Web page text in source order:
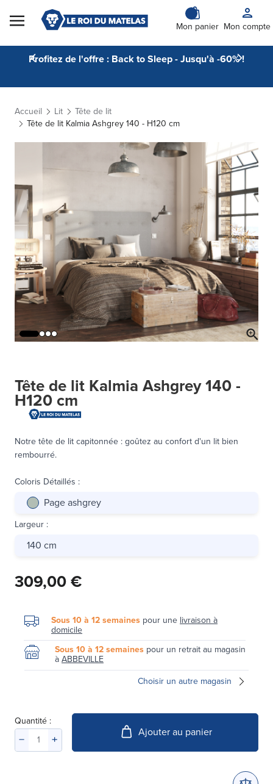
Skip to Content
Mon panier Mon compte
Profitez de l'offre : Back to Sleep - Jusqu'à -60% !
Accueil Lit
Tête de lit
Tête de lit Kalmia Ashgrey 140 - H120 cm
Tête de lit Kalmia Ashgrey 140 -
H120 cm
Notre tête de lit capitonnée : goûtez au confort d'un lit bien
rembourré.
Coloris Détaillés :
Page ashgrey
Largeur :
140 cm
309,00 €
Sous 10 à 12 semaines pour une livraison à
domicile
Sous 10 à 12 semaines pour un retrait au magasin
àABBEVILLE
Choisir un autre magasin
Quantité :
Ajouter au panier